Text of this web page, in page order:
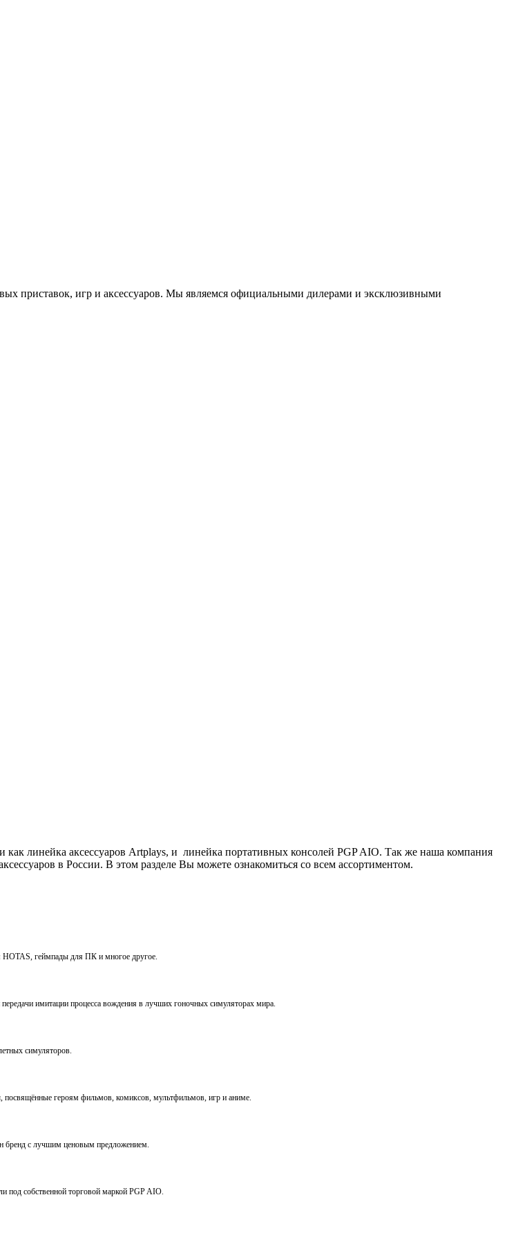
приставок, игр и аксессуаров. Мы являемся официальными дилерами и эксклюзивными
линейка аксессуаров Artplays, и линейка портативных консолей PGP AIO. Так же наша компания
в России. В этом разделе Вы можете ознакомиться со всем ассортиментом.
HOTAS, геймпады для ПК и многое другое.
имитации процесса вождения в лучших гоночных симуляторах мира.
симуляторов.
героям фильмов, комиксов, мультфильмов, игр и аниме.
бренд с лучшим ценовым предложением.
под собственной торговой маркой PGP AIO.